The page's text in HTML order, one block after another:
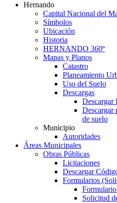
Hernando
Capital Nacional del
Símbolos
Ubicación
Historia
HERNANDO 360º
Mapas y Planos
Catastro
Planeamiento
Uso del Suelo
Descargas
Descargar
Descargar
de suelo
Municipio
Autoridades
Áreas Municipales
Obras Públicas
Licitaciones
Descargar
Formularios
Solicitud